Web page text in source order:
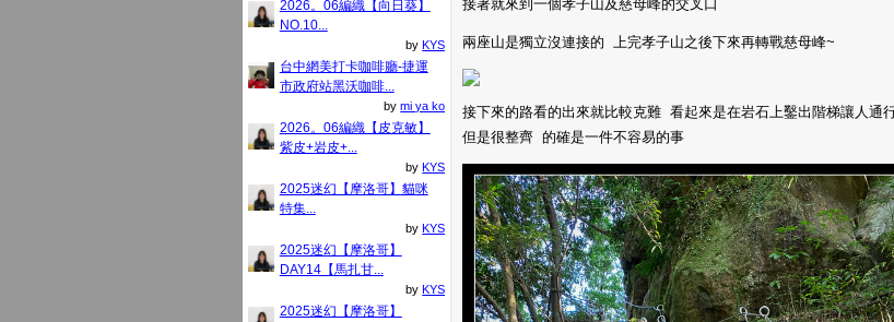
接著就來到一個孝子山及慈母峰的交叉口
兩座山是獨立沒連接的 上完孝子山之後下來再轉戰慈母峰~
接下來的路看的出來就比較克難 看起來是在岩石上鑿出階梯讓人通
但是很整齊 的確是一件不容易的事
2026。06編織【向日葵】
NO.10...
byKYS
台中網美打卡咖啡廳-捷運
市政府站黑沃咖啡...
bymi ya ko
2026。06編織【皮克敏】
紫皮+岩皮+...
byKYS
2025迷幻【摩洛哥】貓咪
特集...
byKYS
2025迷幻【摩洛哥】
DAY14【馬扎甘...
byKYS
2025迷幻【摩洛哥】